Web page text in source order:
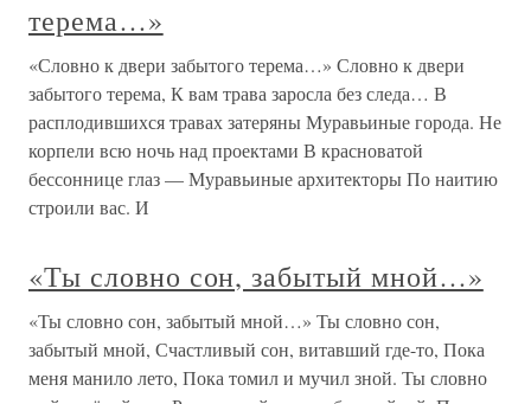
терема…»
«Словно к двери забытого терема…» Словно к двери
забытого терема, К вам трава заросла без следа… В
расплодившихся травах затеряны Муравьиные города. Не
корпели всю ночь над проектами В красноватой
бессоннице глаз — Муравьиные архитекторы По наитию
строили вас. И
«Ты словно сон, забытый мной…»
«Ты словно сон, забытый мной…» Ты словно сон,
забытый мной, Счастливый сон, витавший где-то, Пока
меня манило лето, Пока томил и мучил зной. Ты словно